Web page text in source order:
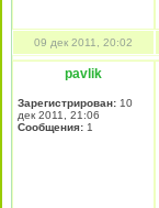
09 дек 2011, 20:02
pavlik
Зарегистрирован: 10
дек 2011, 21:06
Сообщения: 1